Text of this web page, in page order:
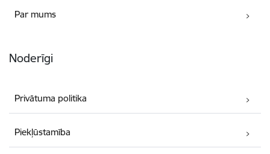
Par mums
Noderīgi
Privātuma politika
Piekļūstamība